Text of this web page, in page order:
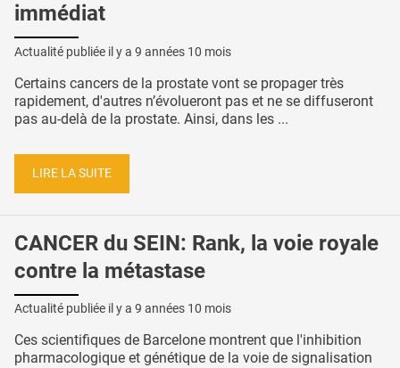
immédiat
Actualité publiée il y a 9 années 10 mois
Certains cancers de la prostate vont se propager très
rapidement, d'autres n’évolueront pas et ne se diffuseront
pas au-delà de la prostate. Ainsi, dans les ...
LIRE LA SUITE
CANCER du SEIN: Rank, la voie royale
contre la métastase
Actualité publiée il y a 9 années 10 mois
Ces scientifiques de Barcelone montrent que l'inhibition
pharmacologique et génétique de la voie de signalisation